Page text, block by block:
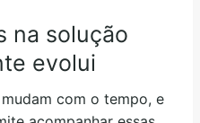
na solução
evolui
com o tempo, e